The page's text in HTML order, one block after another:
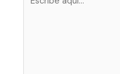
aquí...